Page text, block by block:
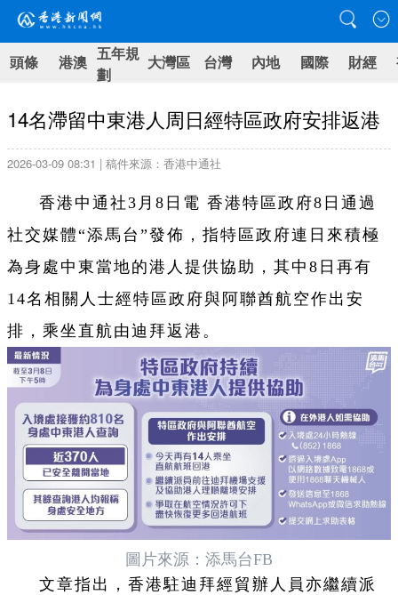
頭條 港澳 五年規
劃
大灣區 台灣 內地 國際 財經
14名滯留中東港人周日經特區政府安排返港
2026-03-09 08:31 | 稿件來源：香港中通社
香港中通社3月8日電 香港特區政府8日通過
社交媒體“添馬台”發佈，指特區政府連日來積極
為身處中東當地的港人提供協助，其中8日再有
14名相關人士經特區政府與阿聯酋航空作出安
排，乘坐直航由迪拜返港。
圖片來源：添馬台FB
文章指出，香港駐迪拜經貿辦人員亦繼續派